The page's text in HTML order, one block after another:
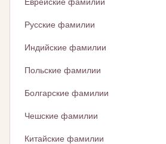
Русские фамилии
Индийские фамилии
Польские фамилии
Болгарские фамилии
Чешские фамилии
Китайские фамилии